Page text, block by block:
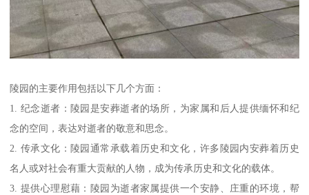
陵园的主要作用包括以下几个方面：
1. 纪念逝者：陵园是安葬逝者的场所，为家属和后人提供缅怀和纪
念的空间，表达对逝者的敬意和思念。
2. 传承文化：陵园通常承载着历史和文化，许多陵园内安葬着历史
名人或对社会有重大贡献的人物，成为传承历史和文化的载体。
3. 提供心理慰藉：陵园为逝者家属提供一个安静、庄重的环境，帮